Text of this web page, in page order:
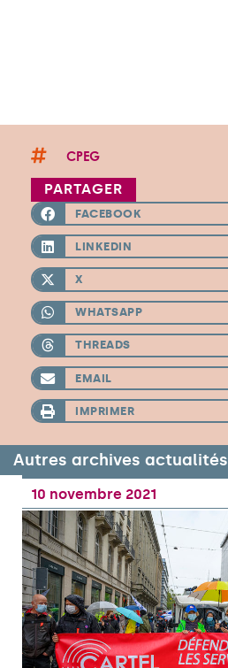
CPEG
PARTAGER
FACEBOOK
LINKEDIN
X
WHATSAPP
THREADS
EMAIL
IMPRIMER
Autres archives actualités
10 novembre 2021